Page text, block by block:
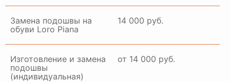
Замена подошвы на
обуви Loro Piana
14 000 руб.
Изготовление и замена
подошвы
(индивидуальная)
от 14 000 руб.